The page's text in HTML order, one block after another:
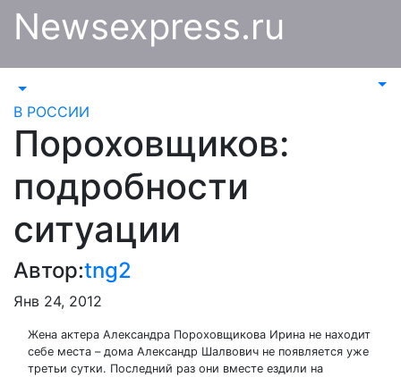
Перейти
Newsexpress.ru
В РОССИИ
Пороховщиков:
подробности
ситуации
Автор:tng2
Янв 24, 2012
Жена актера Александра Пороховщикова Ирина не находит
себе места – дома Александр Шалвович не появляется уже
третьи сутки. Последний раз они вместе ездили на